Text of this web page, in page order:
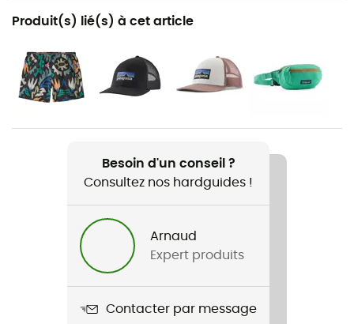
Recommandé pour
Genre
Femme
Poids
Nom du produit
P-6 Logo Responsibili-Tee
Produit(s) lié(s) à cet article
Besoin d'un conseil ?
Consultez nos hardguides !
Arnaud
Expert produits
Contacter par message